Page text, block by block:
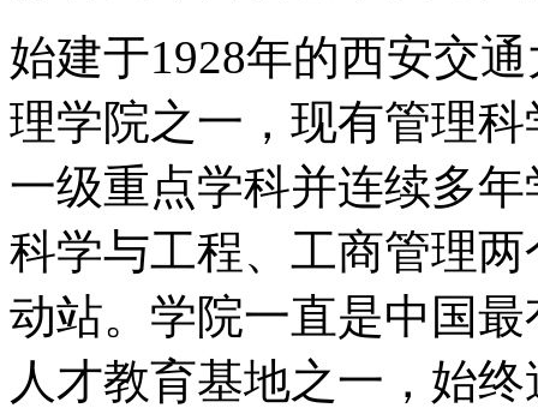
始建于1928年的西安交
理学院之一，现有管理
一级重点学科并连续多
科学与工程、工商管理
动站。学院一直是中国
人才教育基地之一，始